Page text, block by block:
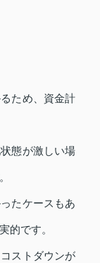
ため、資金計
態が激しい場
たケースもあ
的です。
ストダウンが